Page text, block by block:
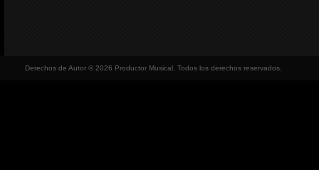
Derechos de Autor © 2026 Productor Musical, Todos los derechos reservados.